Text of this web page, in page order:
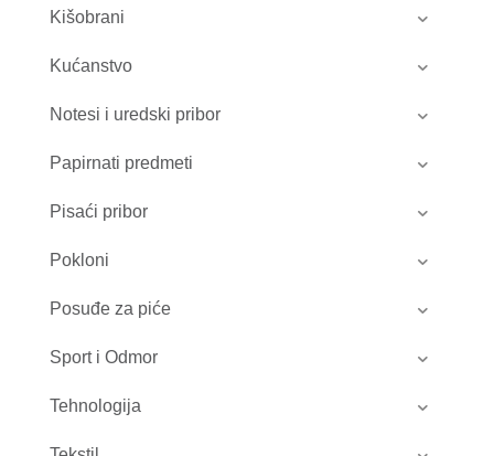
Kišobrani
Kućanstvo
Notesi i uredski pribor
Papirnati predmeti
Pisaći pribor
Pokloni
Posuđe za piće
Sport i Odmor
Tehnologija